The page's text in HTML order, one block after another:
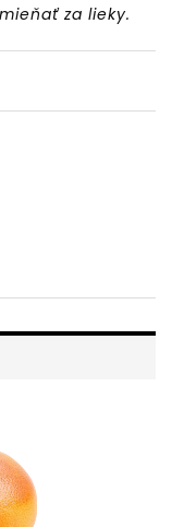
za lieky.